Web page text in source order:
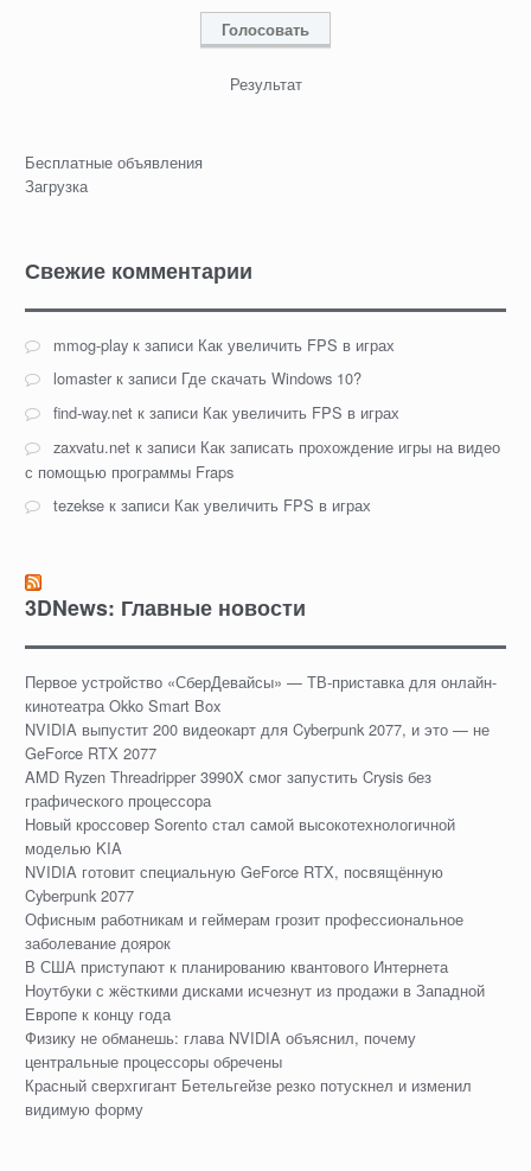
Результат
Бесплатные объявления
Загрузка
Свежие комментарии
mmog-playк записи Как увеличить FPS в играх
lomasterк записи Где скачать Windows 10?
find-way.netк записи Как увеличить FPS в играх
zaxvatu.netк записи Как записать прохождение игры на видео
с помощью программы Fraps
tezekseк записи Как увеличить FPS в играх
3DNews: Главные новости
Первое устройство «СберДевайсы» — ТВ-приставка для онлайн-
кинотеатра Okko Smart Box
NVIDIA выпустит 200 видеокарт для Cyberpunk 2077, и это — не
GeForce RTX 2077
AMD Ryzen Threadripper 3990X смог запустить Crysis без
графического процессора
Новый кроссовер Sorento стал самой высокотехнологичной
моделью KIA
NVIDIA готовит специальную GeForce RTX, посвящённую
Cyberpunk 2077
Офисным работникам и геймерам грозит профессиональное
заболевание доярок
В США приступают к планированию квантового Интернета
Ноутбуки с жёсткими дисками исчезнут из продажи в Западной
Европе к концу года
Физику не обманешь: глава NVIDIA объяснил, почему
центральные процессоры обречены
Красный сверхгигант Бетельгейзе резко потускнел и изменил
видимую форму